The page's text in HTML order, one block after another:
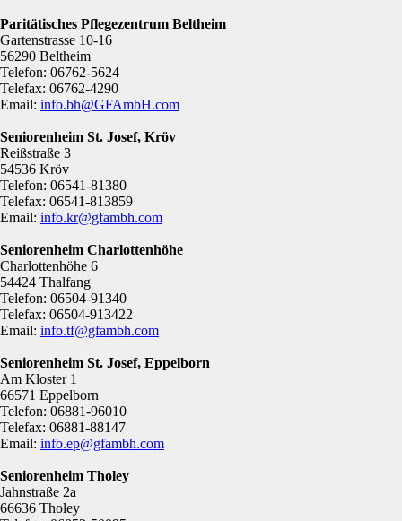
Paritätisches Pflegezentrum Beltheim
Gartenstrasse 10-16
56290 Beltheim
Telefon: 06762-5624
Telefax: 06762-4290
Email: info.bh@GFAmbH.com
Seniorenheim St. Josef, Kröv
Reißstraße 3
54536 Kröv
Telefon: 06541-81380
Telefax: 06541-813859
Email: info.kr@gfambh.com
Seniorenheim Charlottenhöhe
Charlottenhöhe 6
54424 Thalfang
Telefon: 06504-91340
Telefax: 06504-913422
Email: info.tf@gfambh.com
Seniorenheim St. Josef, Eppelborn
Am Kloster 1
66571 Eppelborn
Telefon: 06881-96010
Telefax: 06881-88147
Email: info.ep@gfambh.com
Seniorenheim Tholey
Jahnstraße 2a
66636 Tholey